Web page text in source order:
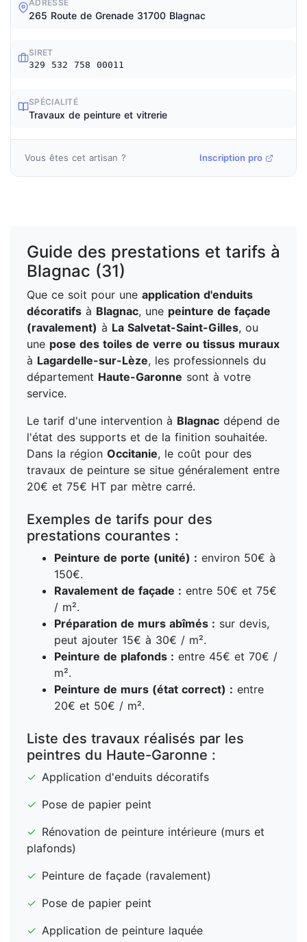
ADRESSE
265 Route de Grenade 31700 Blagnac
SIRET
329 532 758 00011
SPÉCIALITÉ
Travaux de peinture et vitrerie
Vous êtes cet artisan ? Inscription pro
Guide des prestations et tarifs à
Blagnac (31)
Que ce soit pour une application d'enduits
décoratifs à Blagnac, une peinture de façade
(ravalement) à La Salvetat-Saint-Gilles, ou
une pose des toiles de verre ou tissus muraux
à Lagardelle-sur-Lèze, les professionnels du
département Haute-Garonne sont à votre
service.
Le tarif d'une intervention à Blagnac dépend de
l'état des supports et de la finition souhaitée.
Dans la région Occitanie, le coût pour des
travaux de peinture se situe généralement entre
20€ et 75€ HT par mètre carré.
Exemples de tarifs pour des
prestations courantes :
Peinture de porte (unité) : environ 50€ à
150€.
Ravalement de façade : entre 50€ et 75€
/ m².
Préparation de murs abîmés : sur devis,
peut ajouter 15€ à 30€ / m².
Peinture de plafonds : entre 45€ et 70€ /
m².
Peinture de murs (état correct) : entre
20€ et 50€ / m².
Liste des travaux réalisés par les
peintres du Haute-Garonne :
✓ Application d'enduits décoratifs
✓ Pose de papier peint
✓ Rénovation de peinture intérieure (murs et
plafonds)
✓ Peinture de façade (ravalement)
✓ Pose de papier peint
✓ Application de peinture laquée